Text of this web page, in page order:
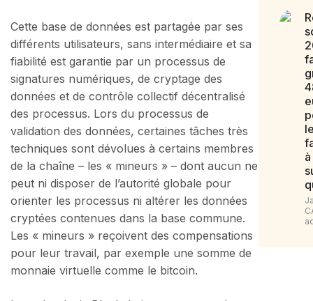
Cette base de données est partagée par ses
différents utilisateurs, sans intermédiaire et sa
fiabilité est garantie par un processus de
signatures numériques, de cryptage des
données et de contrôle collectif décentralisé
des processus. Lors du processus de
validation des données, certaines tâches très
techniques sont dévolues à certains membres
de la chaîne – les « mineurs » – dont aucun ne
peut ni disposer de l’autorité globale pour
orienter les processus ni altérer les données
cryptées contenues dans la base commune.
Les « mineurs » reçoivent des compensations
pour leur travail, par exemple une somme de
monnaie virtuelle comme le bitcoin.